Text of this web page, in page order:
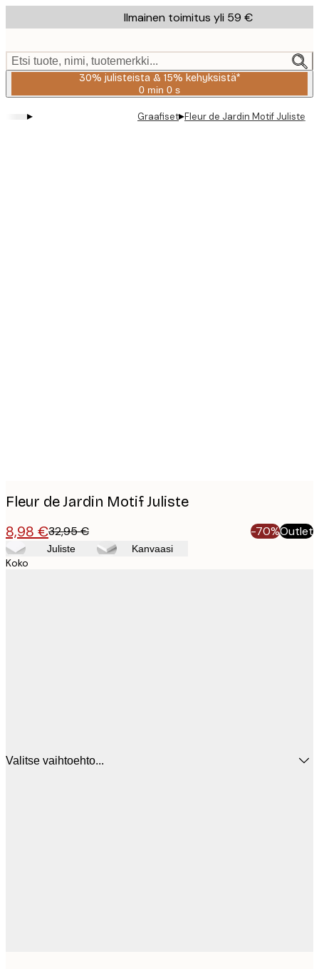
to
content.
Ilmainen toimitus yli 59 €
Etsi tuote, nimi, tuotemerkki...
30% julisteista & 15% kehyksistä*
0 min 0 s
Voimassa
2026-
▸ Graafiset▸Fleur de Jardin Motif Juliste
Fleur de Jardin Motif Juliste
8,98 €32,95 € -70%Outlet
Juliste Kanvaasi
Koko
Valitse vaihtoehto...